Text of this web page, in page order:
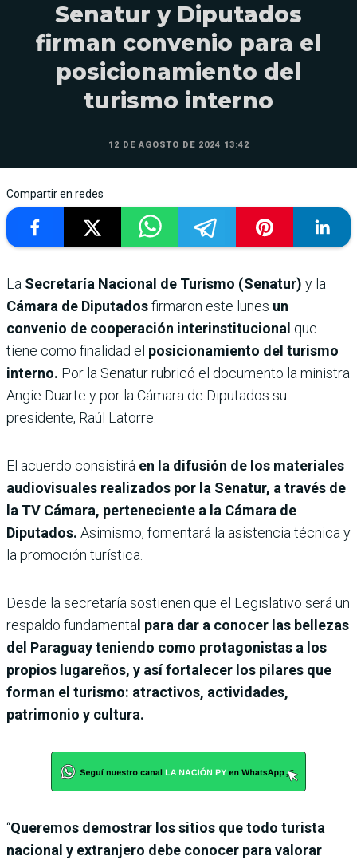
Senatur y Diputados
firman convenio para el
posicionamiento del
turismo interno
12 DE AGOSTO DE 2024 13:42
Compartir en redes
La Secretaría Nacional de Turismo (Senatur) y la
Cámara de Diputadosfirmaron este lunes un
convenio de cooperación interinstitucional que
tiene como finalidad el posicionamiento del turismo
interno. Por la Senatur rubricó el documento la ministra
Angie Duarte y por la Cámara de Diputados su
presidente, Raúl Latorre.
El acuerdo consistirá en la difusión de los materiales
audiovisuales realizados por la Senatur, a través de
la TV Cámara, perteneciente a la Cámara de
Diputados. Asimismo, fomentará la asistencia técnica y
la promoción turística.
Desde la secretaría sostienen que el Legislativo será un
respaldo fundamenta l para dar a conocer las bellezas
del Paraguay teniendo como protagonistas a los
propios lugareños, y así fortalecer los pilares que
forman el turismo: atractivos, actividades,
patrimonio y cultura.
“Queremos demostrar los sitios que todo turista
nacional y extranjero debe conocer para valorar